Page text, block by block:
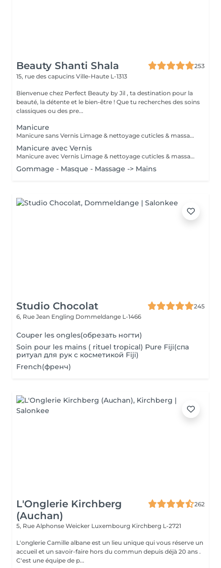
Beauty Shanti Shala
253
15, rue des capucins Ville-Haute L-1313
Bienvenue chez Perfect Beauty by Jil , ta destination pour la
beauté, la détente et le bien-être ! Que tu recherches des soins
classiques ou des pre...
Manicure
Manicure sans Vernis Limage & nettoyage cuticles & massage mains
Manicure avec Vernis
Manicure avec Vernis Limage & nettoyage cuticles & massage mains Vernis = Couleur normal qu'on sait retirer soi-même avec du disslovant. Prend 30min pour sècher et tient 2-4 jours sur les mains et 1 mois sur les pieds. Semi = Se fait secher sous la lampe LED et se fait retirer par l'esthéticienne de préférence (y compris dans le prix chez PB ). Il tient 3 semaines sur les mains et 4-5 semaines sur les pieds. Il sera seche immédiatement. Peut abîmer les ongles si c'est fait trop souvent, sans pause.
Gommage - Masque - Massage -> Mains
Studio Chocolat
245
6, Rue Jean Engling Dommeldange L-1466
Couper les ongles(обрезать ногти)
Soin pour les mains ( rituel tropical) Pure Fiji(спа
ритуал для рук с косметикой Fiji)
French(френч)
L'Onglerie Kirchberg
(Auchan)
262
5, Rue Alphonse Weicker Luxembourg Kirchberg L-2721
L'onglerie Camille albane est un lieu unique qui vous réserve un
accueil et un savoir-faire hors du commun depuis déjà 20 ans .
C'est une équipe de p...